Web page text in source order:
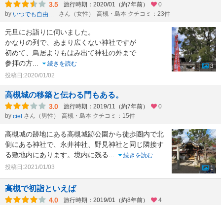
3.5 旅行時期：2020/01（約7年前）
0
by
いつでも自由時間 さん（女性） 高槻・島本 クチコミ：23件
元旦にお詣りに伺いました。
かなりの列で、あまり広くない神社ですが
初めて、鳥居よりもはみ出て神社の外まで
参拝の方
続きを読む
投稿日:2020/01/02
3
高槻城の移築と伝わる門もある。
3.0 旅行時期：2019/11（約7年前）
0
by ciel さん（男性） 高槻・島本 クチコミ：15件
高槻城の跡地にある高槻城跡公園から徒歩圏内で北
側にある神社で、永井神社、野見神社と同じ隣接す
る敷地内にあります。境内に残る
続きを読む
投稿日:2021/01/03
1
高槻で初詣といえば
4.0 旅行時期：2019/01（約8年前）
4